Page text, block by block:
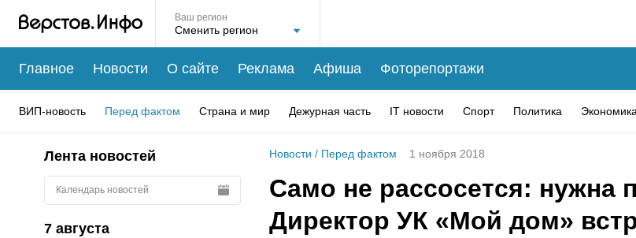
Ваш регион
Главное Новости О сайте Реклама Афиша Фоторепортажи
ВИП-новость Перед фактом Страна и мир Дежурная часть IT новости Спорт Политика Экономика
Лента новостей
Календарь новостей
7 августа
Новости / Перед фактом 1 ноября 2018
Само не рассосется: нужна
Директор УК «Мой дом»